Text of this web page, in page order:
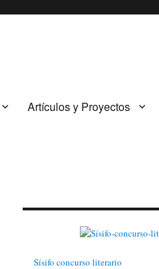
Artículos y Proyectos
Sísifo concurso literario